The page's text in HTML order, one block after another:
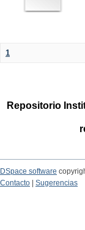
1
Repositorio
DSpace software
Contacto
Sugerencias